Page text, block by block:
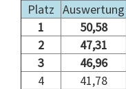
Platz Auswertung
1
50,58
2
47,31
3
46,96
4
41,78